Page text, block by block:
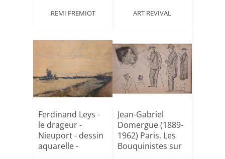
REMI FREMIOT ART REVIVAL
Ferdinand Leys -
le drageur -
Nieuport - dessin
aquarelle -
Jean-Gabriel
Domergue (1889-
1962) Paris, Les
Bouquinistes sur